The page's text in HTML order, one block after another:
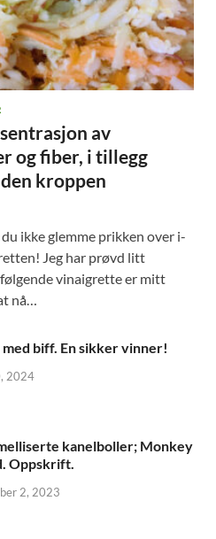
av
og fiber, i tillegg
kroppen
ikke glemme prikken over i-
Jeg har prøvd litt
vinaigrette er mitt
nå…
med biff. En sikker vinner!
2024
kanelboller; Monkey
Oppskrift.
2, 2023